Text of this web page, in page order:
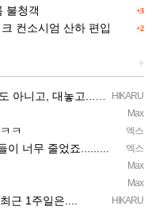
+3
불청객
+2
컨소시엄 산하 편입
+
HIKARU
고, 대놓고...ㅋ ㅋ)
Max
엑스
ㅋ
엑스
이 너무 줄었죠.........
Max
Max
HIKARU
근 1주일은....